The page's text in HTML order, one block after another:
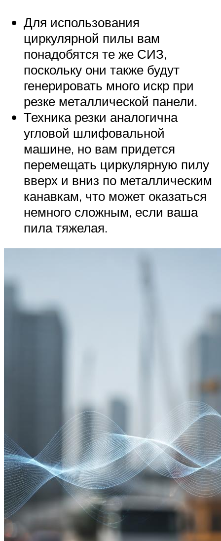
Для использования
циркулярной пилы вам
понадобятся те же СИЗ,
поскольку они также будут
генерировать много искр при
резке металлической панели.
Техника резки аналогична
угловой шлифовальной
машине, но вам придется
перемещать циркулярную пилу
вверх и вниз по металлическим
канавкам, что может оказаться
немного сложным, если ваша
пила тяжелая.